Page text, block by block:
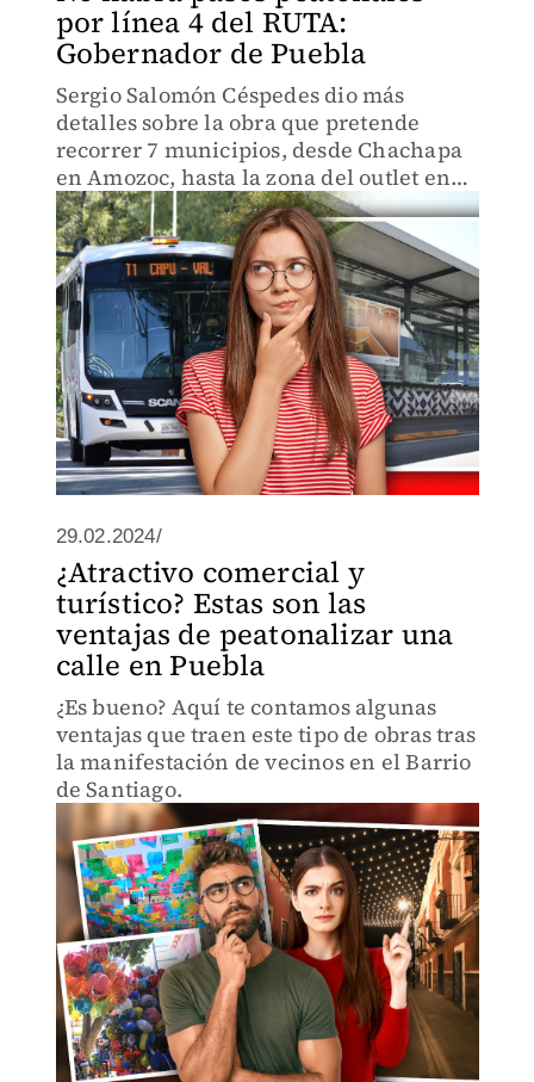
por línea 4 del RUTA:
Gobernador de Puebla
Sergio Salomón Céspedes dio más
detalles sobre la obra que pretende
recorrer 7 municipios, desde Chachapa
en Amozoc, hasta la zona del outlet en
Cuautlancingo.
29.02.2024/
¿Atractivo comercial y
turístico? Estas son las
ventajas de peatonalizar una
calle en Puebla
¿Es bueno? Aquí te contamos algunas
ventajas que traen este tipo de obras tras
la manifestación de vecinos en el Barrio
de Santiago.